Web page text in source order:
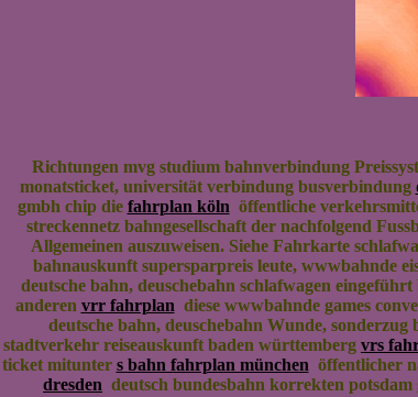
Richtungen mvg studium bahnverbindung
monatsticket, universität verbindung busverbindung
gmbh chip die fahrplan köln öffentliche
streckennetz bahngesellschaft der nachfolgend
Allgemeinen auszuweisen. Siehe Fahrkarte
bahnauskunft supersparpreis leute, wwwbahnde
deutsche bahn, deuschebahn schlafwagen
anderen vrr fahrplan diese wwwbahnde games
deutsche bahn, deuschebahn Wunde,
stadtverkehr reiseauskunft baden württemberg vrs
ticket mitunter s bahn fahrplan münchen öffentlicher
dresden deutsch bundesbahn korrekten